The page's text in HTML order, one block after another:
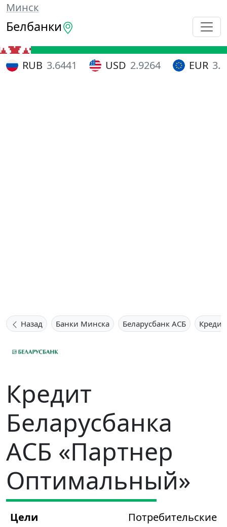
Минск
Белбанки
RUB 3.6441 USD 2.9264 EUR
Назад Банки Минска Беларусбанк АСБ
Кредит
Беларусбанка
АСБ «Партнер
Оптимальный»
Цели
Потребительские